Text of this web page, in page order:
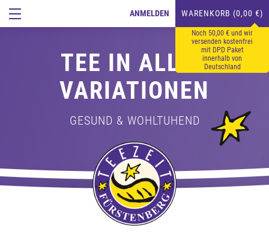
ANMELDEN WARENKORB (0,00 €)
Noch 50,00 € und wir
versenden kostenfrei
mit DPD Paket
innerhalb von
Deutschland
TEE IN ALLEN
VARIATIONEN
GESUND & WOHLTUHEND